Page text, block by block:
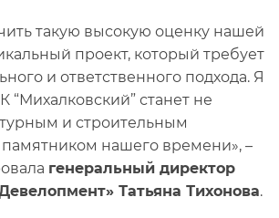
такую высокую оценку нашей
проект, который требует
и ответственного подхода. Я
“Михалковский” станет не
и строительным
нашего времени», –
генеральный директор
Татьяна Тихонова.